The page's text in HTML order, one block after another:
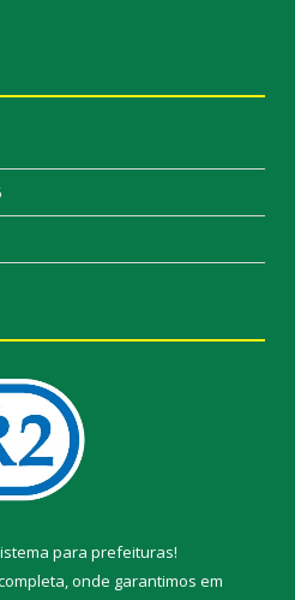
para prefeituras!
onde garantimos em